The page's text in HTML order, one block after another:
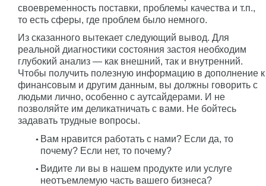
своевременность поставки, проблемы качества и т.п.,
то есть сферы, где проблем было немного.
Из сказанного вытекает следующий вывод. Для
реальной диагностики состояния застоя необходим
глубокий анализ — как внешний, так и внутренний.
Чтобы получить полезную информацию в дополнение к
финансовым и другим данным, вы должны говорить с
людьми лично, особенно с аутсайдерами. И не
позволяйте им деликатничать с вами. Не бойтесь
задавать трудные вопросы.
Вам нравится работать с нами? Если да, то
почему? Если нет, то почему?
Видите ли вы в нашем продукте или услуге
неотъемлемую часть вашего бизнеса?